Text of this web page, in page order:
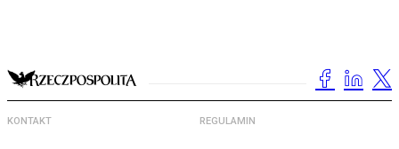
KONTAKT REGULAMIN